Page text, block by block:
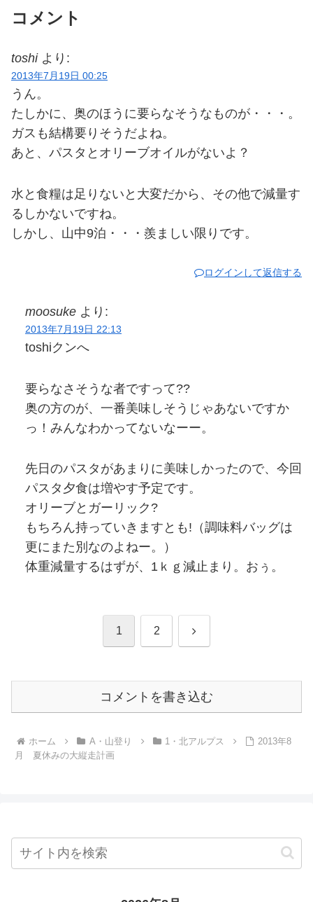
コメント
toshi より:
2013年7月19日 00:25
うん。
たしかに、奥のほうに要らなそうなものが・・・。
ガスも結構要りそうだよね。
あと、パスタとオリーブオイルがないよ？
水と食糧は足りないと大変だから、その他で減量す
るしかないですね。
しかし、山中9泊・・・羨ましい限りです。
ログインして返信する
moosuke より:
2013年7月19日 22:13
toshiクンへ
要らなさそうな者ですって??
奥の方のが、一番美味しそうじゃあないですか
っ！みんなわかってないなーー。
先日のパスタがあまりに美味しかったので、今回
パスタ夕食は増やす予定です。
オリーブとガーリック?
もちろん持っていきますとも!（調味料バッグは
更にまた別なのよねー。）
体重減量するはずが、1ｋｇ減止まり。おぅ。
1 2 次
コメントを書き込む
ホーム A・山登り 1・北アルプス
2013年8
月 夏休みの大縦走計画